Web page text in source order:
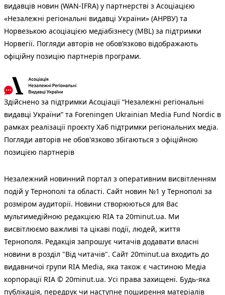
видавців новин (WAN-IFRA) у партнерстві з Асоціацією
«Незалежні регіональні видавці України» (АНРВУ) та
Норвезькою асоціацією медіабізнесу (MBL) за підтримки
Норвегії. Погляди авторів не обов’язково відображають
офіційну позицію партнерів програми.
Здійснено за підтримки Асоціації “Незалежні регіональні
видавці України” та Foreningen Ukrainian Media Fund Nordic в
рамках реалізації проєкту Хаб підтримки регіональних медіа.
Погляди авторів не обов'язково збігаються з офіційною
позицією партнерів
Незалежний новинний портал з оперативним висвітленням
подій у Тернополі та області. Сайт новин №1 у Тернополі за
розміром аудиторії. Новини створюються для Вас
мультимедійною редакцією RIA та 20minut.ua. Ми
висвітлюємо важливі та цікаві події, людей, життя
Тернополя. Редакція запрошує читачів додавати власні
новини в розділ "Від читачів". Сайт 20minut.ua входить до
видавничої групи RIA Media, яка також є частиною Медіа
корпорації RIA © 20minut.ua. Усі права захищені. Будь-яка
публiкацiя, передрук чи наступне поширення матеріалів